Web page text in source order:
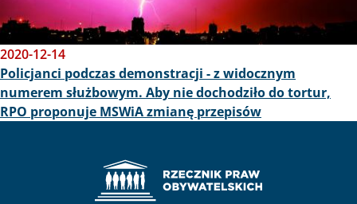
2020-12-14
Policjanci podczas demonstracji - z widocznym
numerem służbowym. Aby nie dochodziło do tortur,
RPO proponuje MSWiA zmianę przepisów